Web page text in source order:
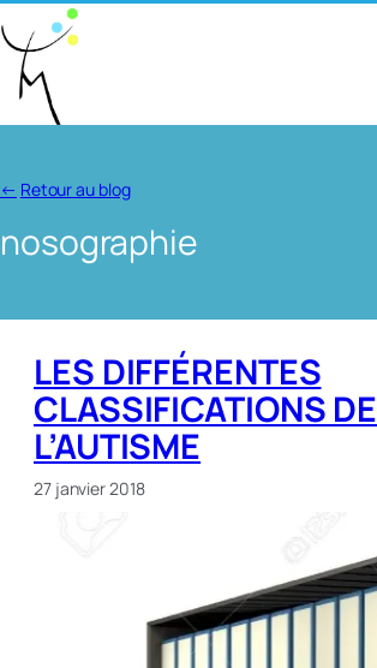
← Retour au blog
nosographie
LES DIFFÉRENTES
CLASSIFICATIONS DE
L’AUTISME
27 janvier 2018